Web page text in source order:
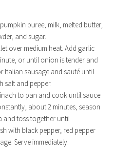
puree, milk, melted butter,
and sugar.
over medium heat. Add garlic
or until onion is tender and
Italian sausage and sauté until
salt and pepper.
to pan and cook until sauce
about 2 minutes, season
and toss together until
with black pepper, red pepper
Serve immediately.